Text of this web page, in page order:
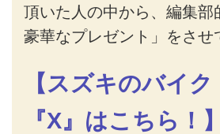
頂いた人の中から、編集部
豪華なプレゼント」をさせ
【スズキのバイ
『X』はこちら！】